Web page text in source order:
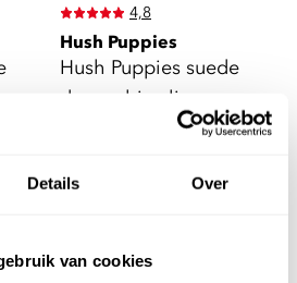
Details Over
van cookies
4,8
Hush Puppies
Hush Puppies suede
dames bio slippers